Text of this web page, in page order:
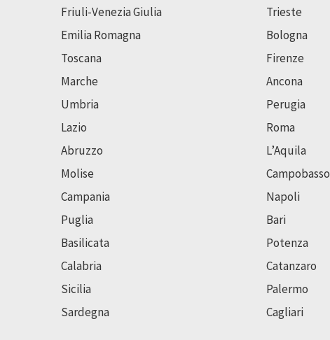
Friuli-Venezia Giulia
Emilia Romagna
Toscana
Marche
Umbria
Lazio
Abruzzo
Molise
Campania
Puglia
Basilicata
Calabria
Sicilia
Sardegna
Trieste
Bologna
Firenze
Ancona
Perugia
Roma
L’Aquila
Campobasso
Napoli
Bari
Potenza
Catanzaro
Palermo
Cagliari